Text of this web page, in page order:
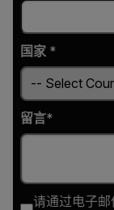
国家 *
留言*
请通过电子